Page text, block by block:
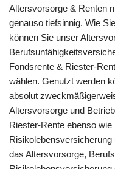
Altersvorsorge & Renten
genauso tiefsinnig. Wie
können Sie unser
Fondsrente & Riester-
wählen. Genutzt werden
absolut
Altersvorsorge und
Riester-Rente ebenso
das Altersvorsorge,